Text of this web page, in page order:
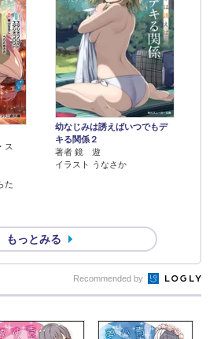
ス
た
幼なじみは誘えばいつでもデ
キる関係２
著者 鏡 遊
イラスト うなさか
もっとみる
Recommended by